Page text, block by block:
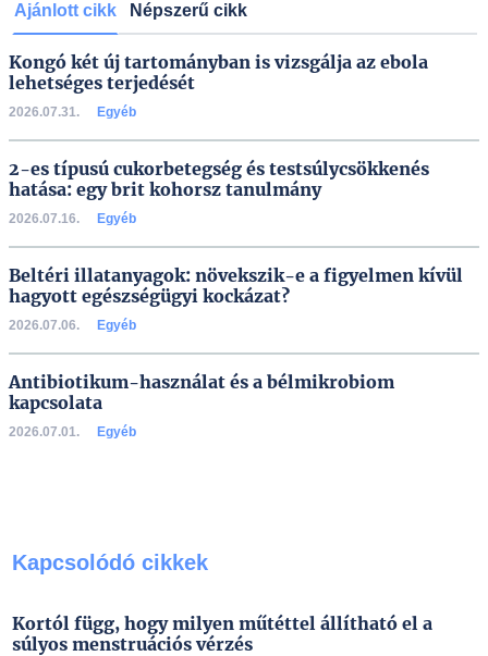
Ajánlott cikk Népszerű cikk
Kongó két új tartományban is vizsgálja az ebola
lehetséges terjedését
2026.07.31. Egyéb
2-es típusú cukorbetegség és testsúlycsökkenés
hatása: egy brit kohorsz tanulmány
2026.07.16. Egyéb
Beltéri illatanyagok: növekszik-e a figyelmen kívül
hagyott egészségügyi kockázat?
2026.07.06. Egyéb
Antibiotikum-használat és a bélmikrobiom
kapcsolata
2026.07.01. Egyéb
Kapcsolódó cikkek
Kortól függ, hogy milyen műtéttel állítható el a
súlyos menstruációs vérzés